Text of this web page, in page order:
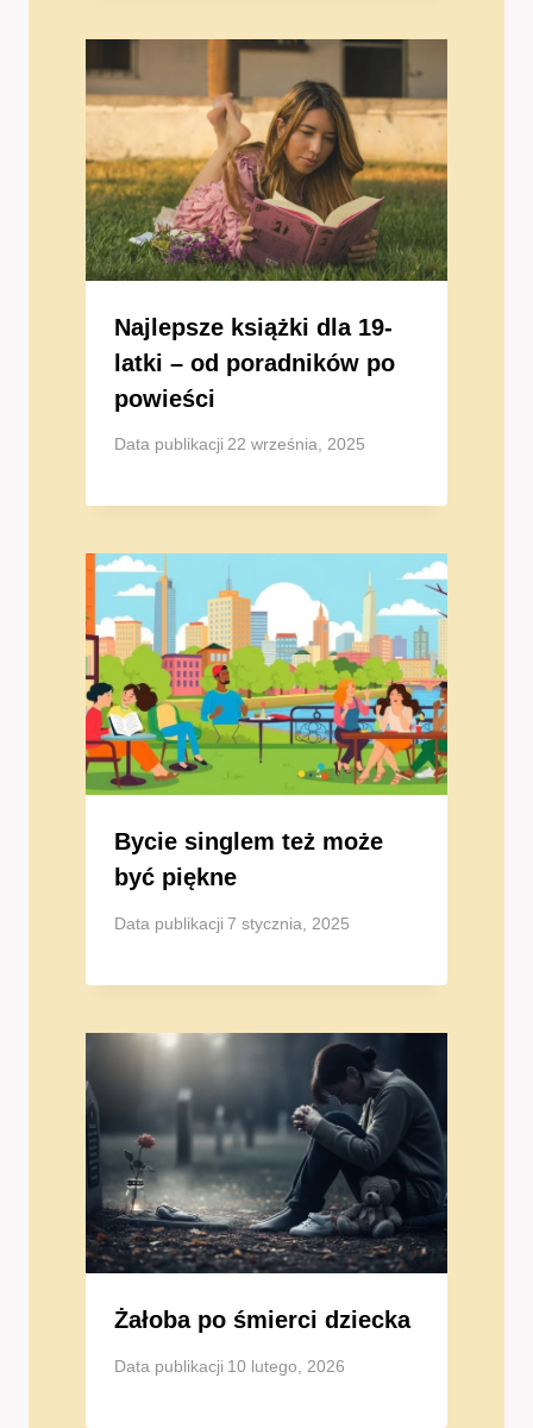
Najlepsze książki dla 19-
latki – od poradników po
powieści
Data publikacji 22 września, 2025
Bycie singlem też może
być piękne
Data publikacji 7 stycznia, 2025
Żałoba po śmierci dziecka
Data publikacji 10 lutego, 2026